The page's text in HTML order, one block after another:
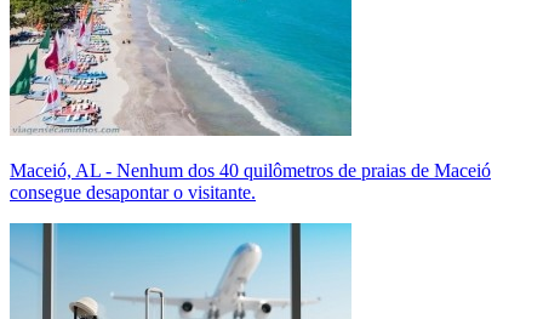
Maceió, AL - Nenhum dos 40 quilômetros de praias de Maceió
consegue desapontar o visitante.